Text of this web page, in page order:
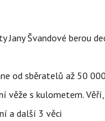
Švandové berou
od sběratelů až 50
věže s kulometem.
a další 3 věci